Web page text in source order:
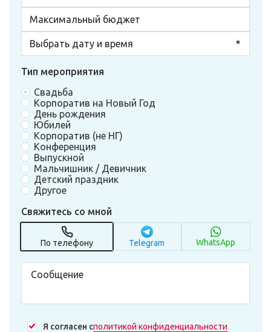
Тип мероприятия
Свадьба
Корпоратив на Новый Год
День рождения
Юбилей
Корпоратив (не НГ)
Конференция
Выпускной
Мальчишник / Девичник
Детский праздник
Другое
Свяжитесь со мной
По телефону Telegram WhatsApp
Я согласен сполитикой конфиденциальности